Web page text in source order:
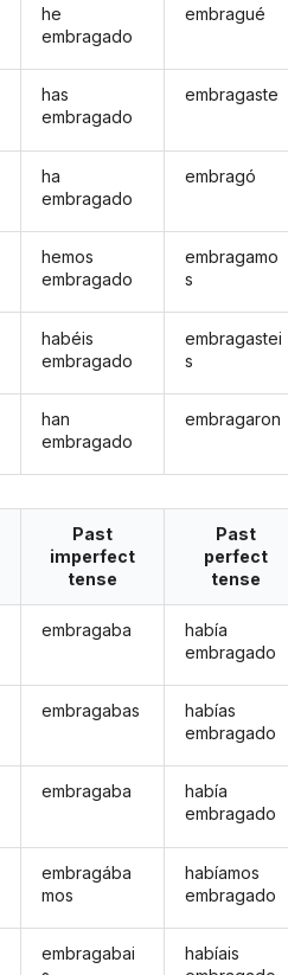
he
embragado
has
embragado
ha
embragado
hemos
embragado
habéis
embragado
han
embragado
embragué
embragaste
embragó
embragamo
s
embragastei
s
embragaron
Past
imperfect
tense
embragaba
embragabas
embragaba
embragába
mos
embragabai
Past
perfect
tense
había
embragado
habías
embragado
había
embragado
habíamos
embragado
habíais